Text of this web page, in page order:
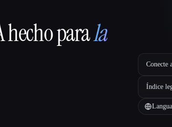
hecho parala
Conecte
Índice